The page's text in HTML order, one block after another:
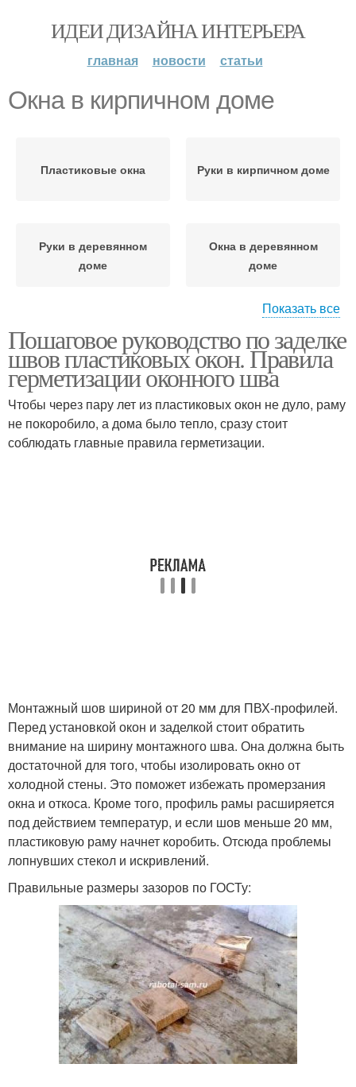
ИДЕИ ДИЗАЙНА ИНТЕРЬЕРА
главная новости статьи
Окна в кирпичном доме
Пластиковые окна Руки в кирпичном доме
Руки в деревянном
доме
Окна в деревянном
доме
Окна в доме Окна по госту
Показать все
Пошаговое руководство по заделке
швов пластиковых окон. Правила
герметизации оконного шва
Чтобы через пару лет из пластиковых окон не дуло, раму
не покоробило, а дома было тепло, сразу стоит
соблюдать главные правила герметизации.
Монтажный шов шириной от 20 мм для ПВХ-профилей.
Перед установкой окон и заделкой стоит обратить
внимание на ширину монтажного шва. Она должна быть
достаточной для того, чтобы изолировать окно от
холодной стены. Это поможет избежать промерзания
окна и откоса. Кроме того, профиль рамы расширяется
под действием температур, и если шов меньше 20 мм,
пластиковую раму начнет коробить. Отсюда проблемы
лопнувших стекол и искривлений.
Правильные размеры зазоров по ГОСТу: